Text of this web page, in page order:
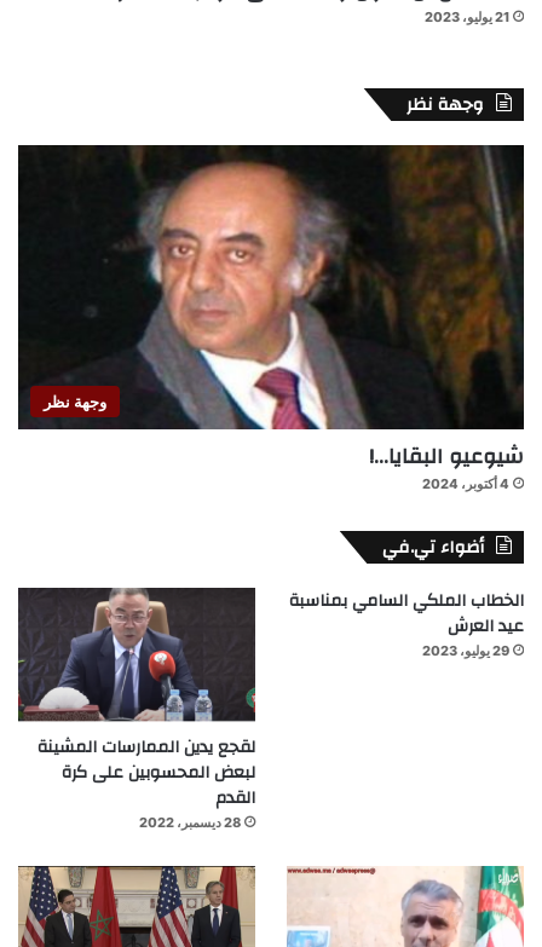
21 يوليو، 2023
وجهة نظر
وجهة نظر
شيوعيو البقايا…!
4 أكتوبر، 2024
أضواء تي.في
الخطاب الملكي السامي بمناسبة
عيد العرش
29 يوليو، 2023
لقجع يدين الممارسات المشينة
لبعض المحسوبين على كرة
القدم
28 ديسمبر، 2022